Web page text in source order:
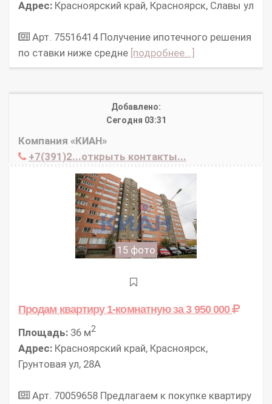
Адрес: Красноярский край, Красноярск, Славы ул
Арт. 75516414 Получение ипотечного решения
по ставки ниже средне [подробнее...]
Добавлено:
Сегодня 03:31
Компания «КИАН»
+7(391)2...открыть контакты...
15 фото
Продам квартиру 1-комнатнуюза 3 950 000
Площадь: 36 м2
Адрес: Красноярский край, Красноярск,
Грунтовая ул, 28А
Арт. 70059658 Предлагаем к покупке квартиру